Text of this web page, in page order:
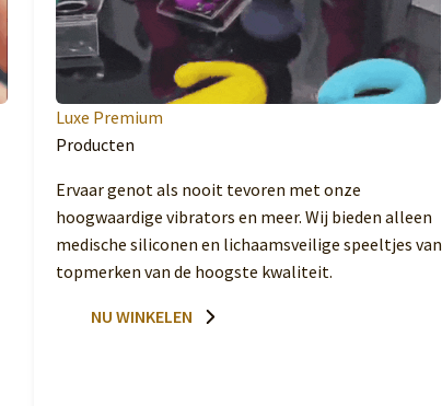
Luxe Premium
Producten
Ervaar genot als nooit tevoren met onze
hoogwaardige vibrators en meer. Wij bieden alleen
medische siliconen en lichaamsveilige speeltjes van
topmerken van de hoogste kwaliteit.
NU WINKELEN